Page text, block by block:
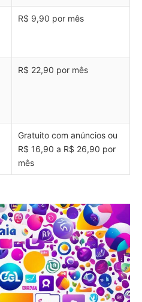
R$ 9,90 por mês
R$ 22,90 por mês
Gratuito com anúncios ou
R$ 16,90 a R$ 26,90 por
mês